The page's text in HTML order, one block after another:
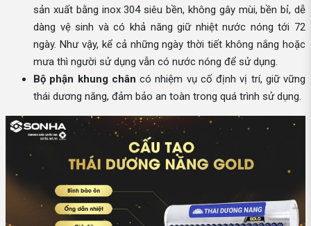
sản xuất bằng inox 304 siêu bền, không gây mùi, bền bỉ, dễ
dàng vệ sinh và có khả năng giữ nhiệt nước nóng tới 72
ngày. Như vậy, kể cả những ngày thời tiết không nắng hoặc
mưa thì người sử dụng vẫn có nước nóng để sử dụng.
Bộ phận khung chân có nhiệm vụ cố định vị trí, giữ vững
thái dương năng, đảm bảo an toàn trong quá trình sử dụng.